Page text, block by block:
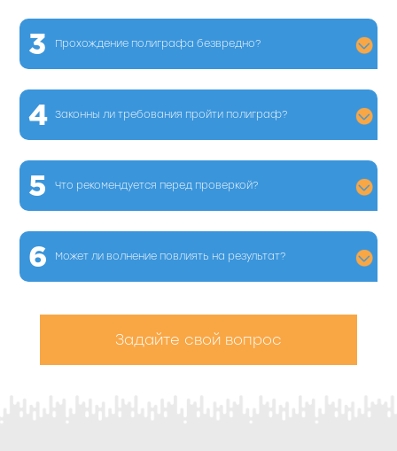
3 Прохождение полиграфа безвредно?
4 Законны ли требования пройти полиграф?
5 Что рекомендуется перед проверкой?
6 Может ли волнение повлиять на результат?
Задайте свой вопрос